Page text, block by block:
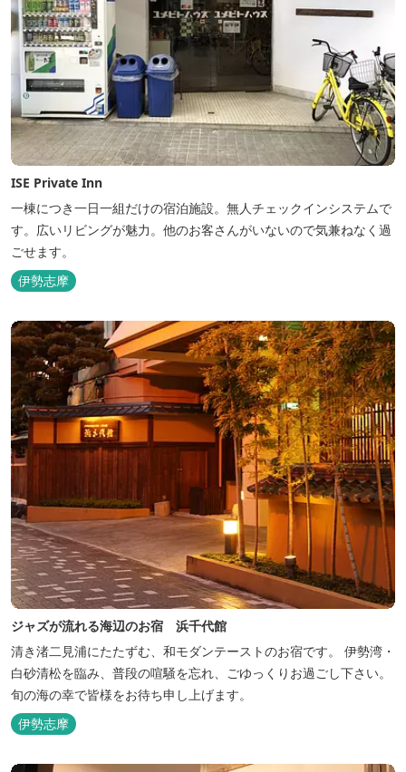
ISE Private Inn
一棟につき一日一組だけの宿泊施設。無人チェックインシステムで
す。広いリビングが魅力。他のお客さんがいないので気兼ねなく過
ごせます。
伊勢志摩
ジャズが流れる海辺のお宿 浜千代館
清き渚二見浦にたたずむ、和モダンテーストのお宿です。 伊勢湾・
白砂清松を臨み、普段の喧騒を忘れ、ごゆっくりお過ごし下さい。
旬の海の幸で皆様をお待ち申し上げます。
伊勢志摩